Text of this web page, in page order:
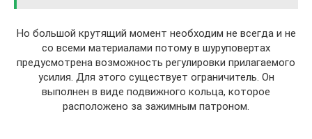
Но большой крутящий момент необходим не всегда и не
со всеми материалами потому в шуруповертах
предусмотрена возможность регулировки прилагаемого
усилия. Для этого существует ограничитель. Он
выполнен в виде подвижного кольца, которое
расположено за зажимным патроном.